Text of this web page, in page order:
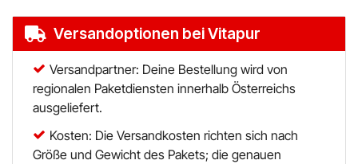
Versandoptionen bei Vitapur
Versandpartner: Deine Bestellung wird von
regionalen Paketdiensten innerhalb Österreichs
ausgeliefert.
Kosten: Die Versandkosten richten sich nach
Größe und Gewicht des Pakets; die genauen